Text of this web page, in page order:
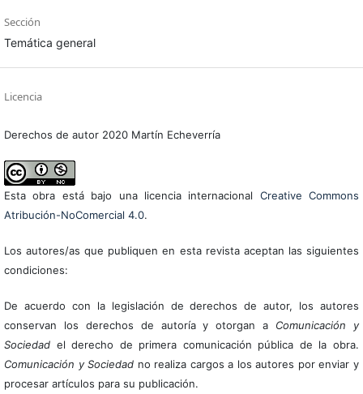
Sección
Temática general
Licencia
Derechos de autor 2020 Martín Echeverría
Esta obra está bajo una licencia internacional Creative Commons
Atribución-NoComercial 4.0.
Los autores/as que publiquen en esta revista aceptan las siguientes
condiciones:
De acuerdo con la legislación de derechos de autor, los autores
conservan los derechos de autoría y otorgan a Comunicación y
Sociedadel derecho de primera comunicación pública de la obra.
Comunicación y Sociedad no realiza cargos a los autores por enviar y
procesar artículos para su publicación.